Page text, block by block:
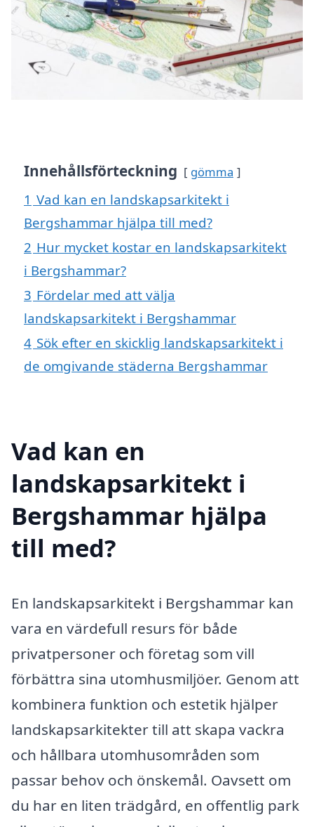
Innehållsförteckning gömma
1 Vad kan en landskapsarkitekt i
Bergshammar hjälpa till med?
2 Hur mycket kostar en landskapsarkitekt
i Bergshammar?
3 Fördelar med att välja
landskapsarkitekt i Bergshammar
4 Sök efter en skicklig landskapsarkitekt i
de omgivande städerna Bergshammar
Vad kan en
landskapsarkitekt i
Bergshammar hjälpa
till med?
En landskapsarkitekt i Bergshammar kan
vara en värdefull resurs för både
privatpersoner och företag som vill
förbättra sina utomhusmiljöer. Genom att
kombinera funktion och estetik hjälper
landskapsarkitekter till att skapa vackra
och hållbara utomhusområden som
passar behov och önskemål. Oavsett om
du har en liten trädgård, en offentlig park